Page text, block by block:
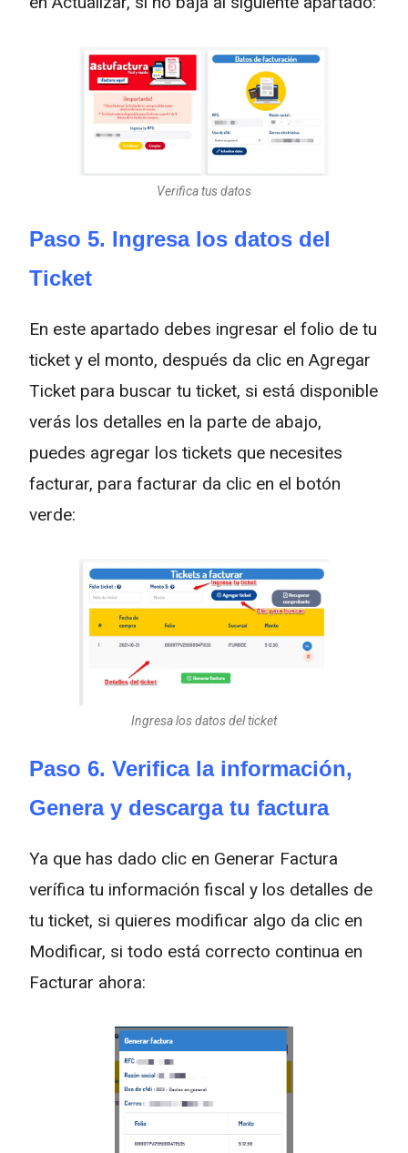
Verifica tus datos
Paso 5. Ingresa los datos del
Ticket
En este apartado debes ingresar el folio de tu
ticket y el monto, después da clic en Agregar
Ticket para buscar tu ticket, si está disponible
verás los detalles en la parte de abajo,
puedes agregar los tickets que necesites
facturar, para facturar da clic en el botón
verde:
Ingresa los datos del ticket
Paso 6. Verifica la información,
Genera y descarga tu factura
Ya que has dado clic en Generar Factura
verífica tu información fiscal y los detalles de
tu ticket, si quieres modificar algo da clic en
Modificar, si todo está correcto continua en
Facturar ahora: